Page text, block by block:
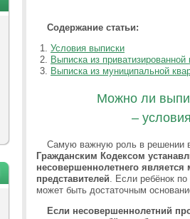
Содержание статьи:
Условия выписки
Выписка из приватизированной
Выписка из муниципальной
Можно ли
–
Самую важную роль в решении
Гражданским Кодексом
несовершеннолетнего
представителей. Если ребёнок по
может быть достаточным
Если несовершеннолетний